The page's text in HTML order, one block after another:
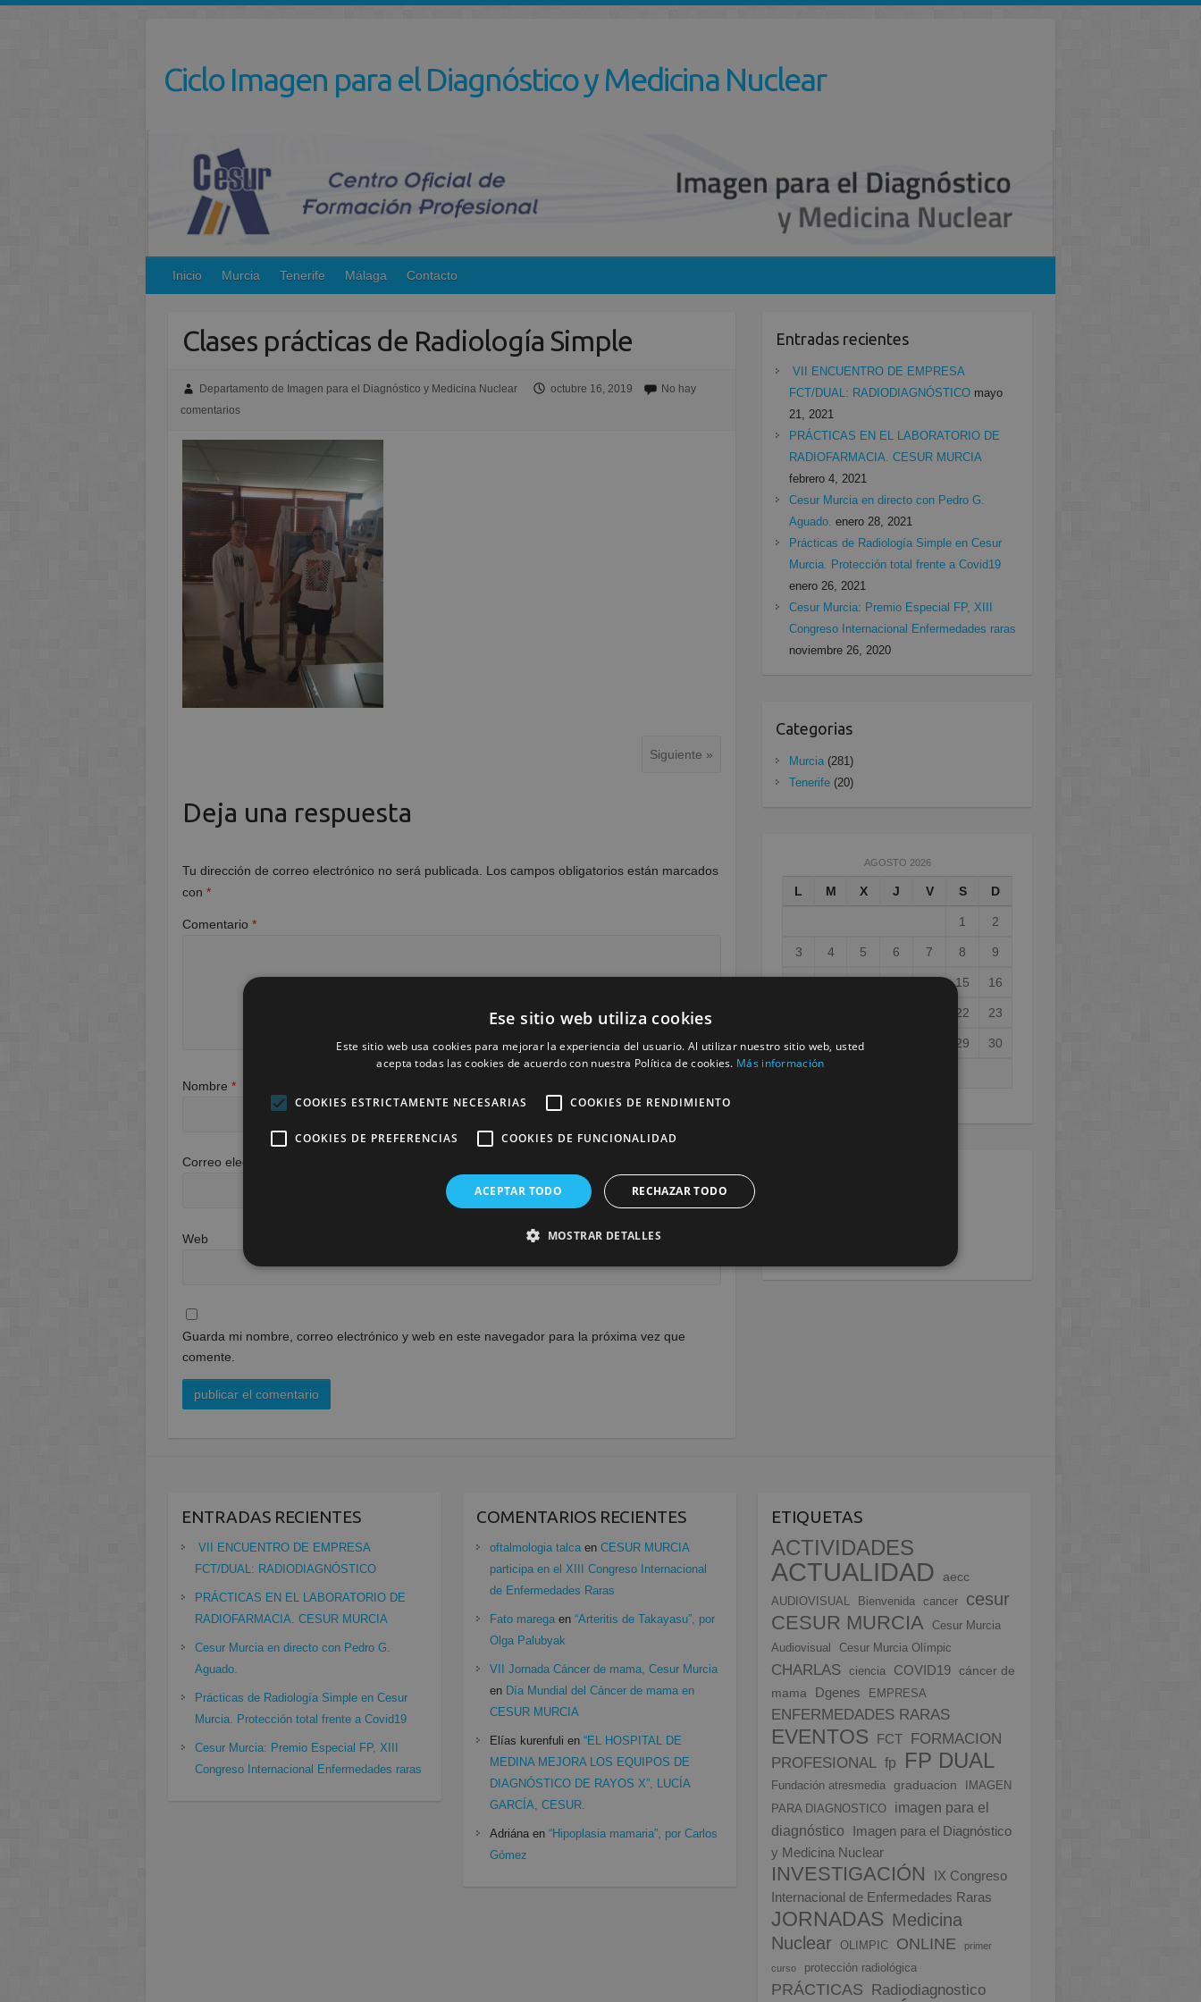
Ciclo Imagen para el Diagnóstico y Medicina Nuclear
Inicio Murcia Tenerife Málaga Contacto
Clases prácticas de Radiología Simple
Departamento de Imagen para el Diagnóstico y Medicina Nuclear octubre 16, 2019
No hay
comentarios
Siguiente »
Deja una respuesta
Tu dirección de correo electrónico no será publicada. Los campos obligatorios están marcados
con*
Comentario*
Nombre*
Correo electrónico
Web
Guarda mi nombre, correo electrónico y web en este navegador para la próxima vez que
comente.
Entradas recientes
VII ENCUENTRO DE EMPRESA
FCT/DUAL: RADIODIAGNÓSTICO mayo
21, 2021
PRÁCTICAS EN EL LABORATORIO DE
RADIOFARMACIA. CESUR MURCIA
febrero 4, 2021
Cesur Murcia en directo con Pedro G.
Aguado. enero 28, 2021
Prácticas de Radiología Simple en Cesur
Murcia. Protección total frente a Covid19
enero 26, 2021
Cesur Murcia: Premio Especial FP, XIII
Congreso Internacional Enfermedades raras
noviembre 26, 2020
Categorias
Murcia(281)
Tenerife(20)
AGOSTO 2026
L M X J V S D
1 2
3 4 5 6 7 8 9
15 16
22 23
24 25 26 29 30
ENTRADAS RECIENTES
VII ENCUENTRO DE EMPRESA
FCT/DUAL: RADIODIAGNÓSTICO
PRÁCTICAS EN EL LABORATORIO DE
RADIOFARMACIA. CESUR MURCIA
Cesur Murcia en directo con Pedro G.
Aguado.
Prácticas de Radiología Simple en Cesur
Murcia. Protección total frente a Covid19
Cesur Murcia: Premio Especial FP, XIII
Congreso Internacional Enfermedades raras
COMENTARIOS RECIENTES
oftalmologia talca enCESUR MURCIA
participa en el XIII Congreso Internacional
de Enfermedades Raras
Fato marega en“Arteritis de Takayasu”, por
Olga Palubyak
VII Jornada Cáncer de mama, Cesur Murcia
en Día Mundial del Cáncer de mama en
CESUR MURCIA
Elías kurenfuli en“EL HOSPITAL DE
MEDINA MEJORA LOS EQUIPOS DE
DIAGNÓSTICO DE RAYOS X”, LUCÍA
GARCÍA, CESUR.
Adriána en“Hipoplasia mamaria”, por Carlos
Gómez
ETIQUETAS
ACTIVIDADES
ACTUALIDAD aecc
AUDIOVISUAL Bienvenida cancer cesur
CESUR MURCIA
Cesur Murcia
Audiovisual
Cesur Murcia Olímpic
CHARLAS ciencia COVID19 cáncer de
mama
Dgenes EMPRESA
ENFERMEDADES RARAS
EVENTOS FCT
FORMACION
PROFESIONAL
fp FP DUAL
Fundación atresmedia graduacion
IMAGEN
PARA DIAGNOSTICO
imagen para el
diagnóstico
Imagen para el Diagnóstico
y Medicina Nuclear
INVESTIGACIÓN
IX Congreso
Internacional de Enfermedades Raras
JORNADAS Medicina
Nuclear
OLIMPIC ONLINE primer
curso protección radiológica
PRÁCTICAS Radiodiagnostico
Ese sitio web utiliza cookies
Este sitio web usa cookies para mejorar la experiencia del usuario. Al utilizar nuestro sitio web, usted
acepta todas las cookies de acuerdo con nuestra Política de cookies. Más información
COOKIES ESTRICTAMENTE NECESARIAS COOKIES DE RENDIMIENTO
COOKIES DE PREFERENCIAS COOKIES DE FUNCIONALIDAD
ACEPTAR TODO RECHAZAR TODO
MOSTRAR DETALLES